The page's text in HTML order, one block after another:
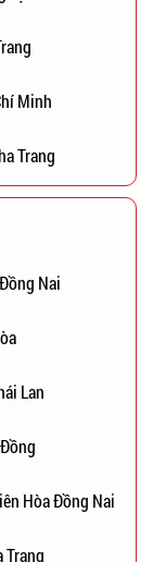
Minh
Trang
Nai
Lan
Hòa Đồng Nai
Trang